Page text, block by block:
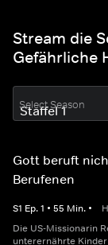
Stream die
Gefährliche
Select Season
Gott beruft
Berufenen
S1 Ep.1 • 55 Min. •
Die US-Missionarin
unterernährte